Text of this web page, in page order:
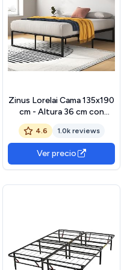
Zinus Lorelai Cama 135x190
cm - Altura 36 cm con
almacenamiento debajo de
la cama - Marco de la cama
de plataforma de metal -
Blanco
4.6 1.0k reviews
Ver precio